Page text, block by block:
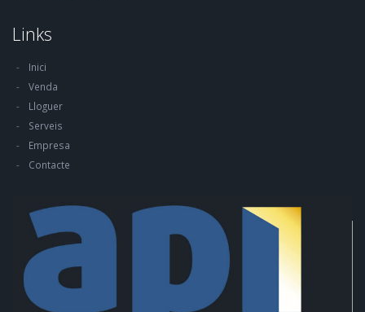
Links
Inici
Venda
Lloguer
Serveis
Empresa
Contacte